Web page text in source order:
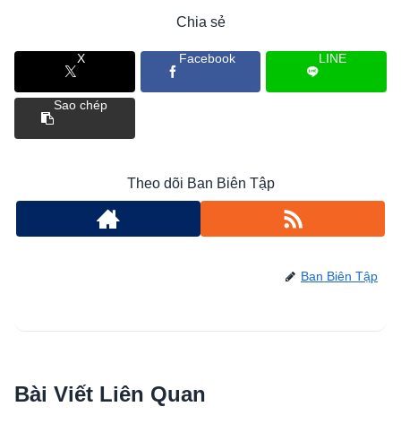
Chia sẻ
X Facebook LINE
Sao chép
Theo dõi Ban Biên Tập
Ban Biên Tập
Bài Viết Liên Quan